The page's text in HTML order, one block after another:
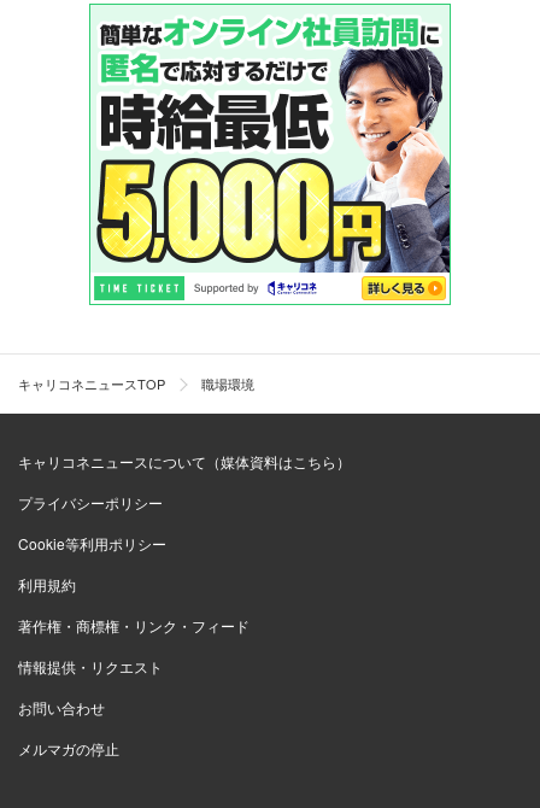
キャリコネニュースTOP 職場環境
キャリコネニュースについて（媒体資料はこちら）
プライバシーポリシー
Cookie等利用ポリシー
利用規約
著作権・商標権・リンク・フィード
情報提供・リクエスト
お問い合わせ
メルマガの停止